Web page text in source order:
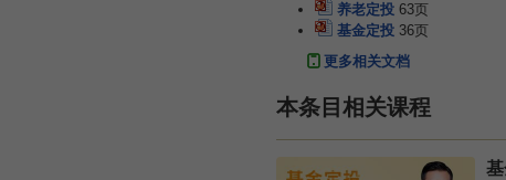
养老定投 63页
基金定投 36页
更多相关文档
本条目相关课程